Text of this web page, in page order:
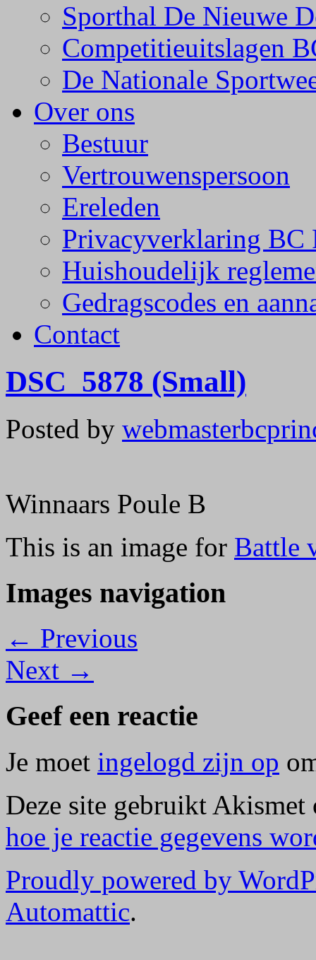
Sporthal De Nieuwe
Competitieuitslagen
De Nationale
Over ons
Bestuur
Vertrouwenspersoon
Ereleden
Privacyverklaring BC
Huishoudelijk
Gedragscodes en
Contact
DSC_5878 (Small)
Posted by
Winnaars Poule B
This is an image for Battle
Images navigation
← Previous
Next →
Geef een reactie
Je moet ingelogd zijn op
Deze site gebruikt
hoe je reactie gegevens
Proudly powered by
Automattic.